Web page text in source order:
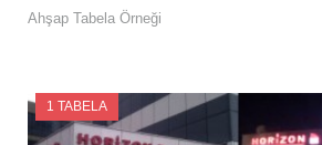
Ahşap Tabela Örneği
1 TABELA